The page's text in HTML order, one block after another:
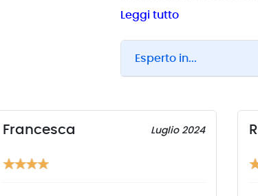
scientifiche
alla protesi d’anca e di
di valutazione è davvero
Per tale motivo, dopo
Leggi tutto
Esperto in...
Francesca Luglio 2024